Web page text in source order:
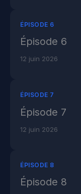
ÉPISODE 6
Épisode 6
12 juin 2026
ÉPISODE 7
Épisode 7
12 juin 2026
ÉPISODE 8
Épisode 8